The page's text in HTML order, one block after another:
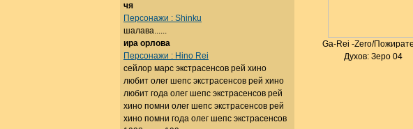
Ga-Rei -Zero/
Духов: Зеро 04
чя
Персонажи : Shinku
шалава......
ира орлова
Персонажи : Hino Rei
сейлор марс экстрасенсов рей хино
любит олег шепс экстрасенсов рей хино
любит года олег шепс экстрасенсов рей
хино помни олег шепс экстрасенсов рей
хино помни года олег шепс экстрасенсов